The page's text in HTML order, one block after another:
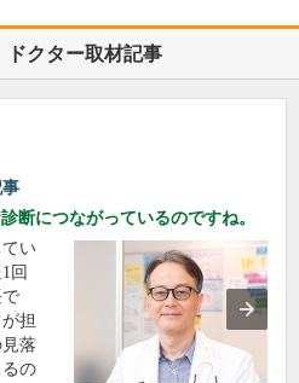
ドクター取材記事
断につながっているのですね。
い
回
担
落
の